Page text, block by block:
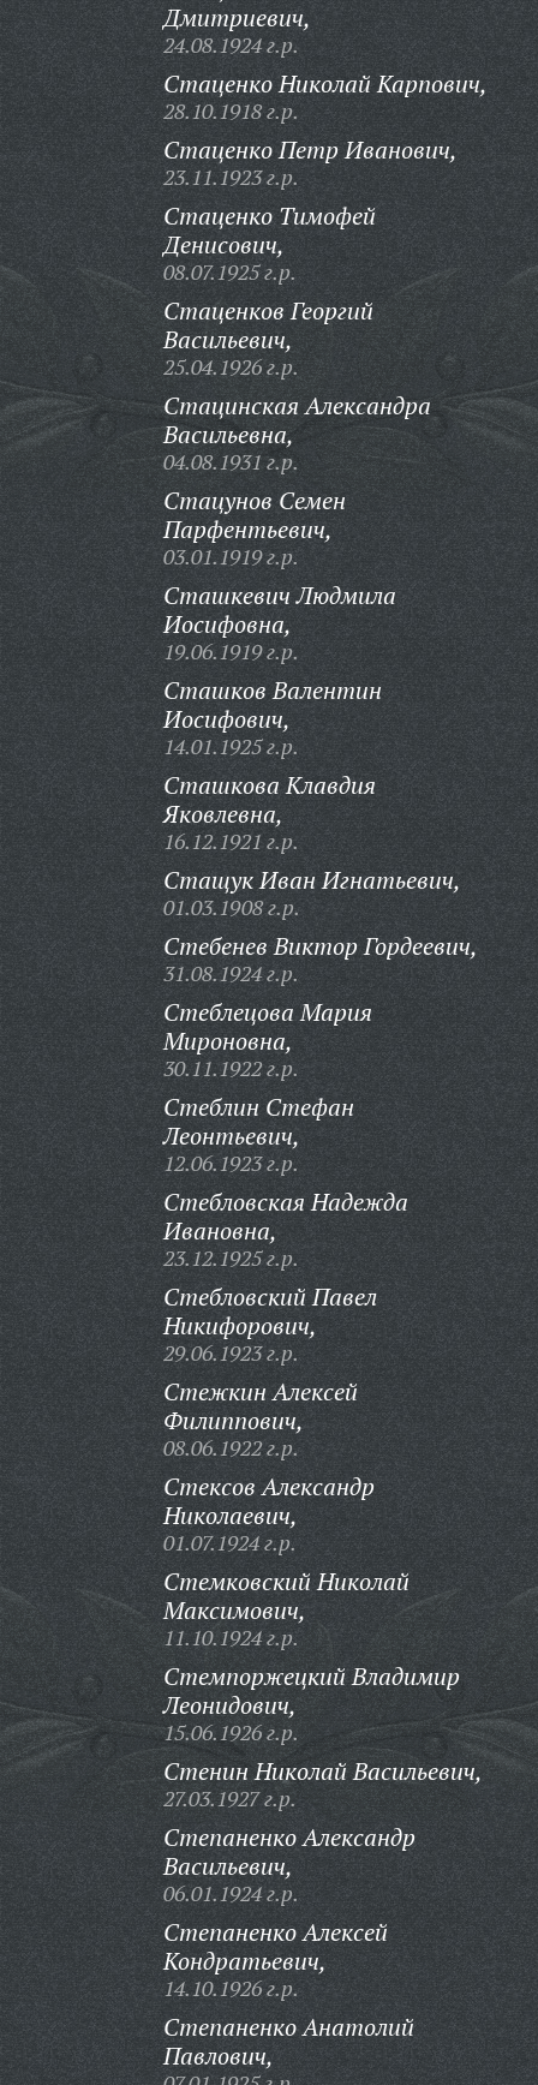
Дмитриевич,
24.08.1924 г.р.
Стаценко Николай Карпович,
28.10.1918 г.р.
Стаценко Петр Иванович,
23.11.1923 г.р.
Стаценко Тимофей
Денисович,
08.07.1925 г.р.
Стаценков Георгий
Васильевич,
25.04.1926 г.р.
Стацинская Александра
Васильевна,
04.08.1931 г.р.
Стацунов Семен
Парфентьевич,
03.01.1919 г.р.
Сташкевич Людмила
Иосифовна,
19.06.1919 г.р.
Сташков Валентин
Иосифович,
14.01.1925 г.р.
Сташкова Клавдия
Яковлевна,
16.12.1921 г.р.
Стащук Иван Игнатьевич,
01.03.1908 г.р.
Стебенев Виктор Гордеевич,
31.08.1924 г.р.
Стеблецова Мария
Мироновна,
30.11.1922 г.р.
Стеблин Стефан
Леонтьевич,
12.06.1923 г.р.
Стебловская Надежда
Ивановна,
23.12.1925 г.р.
Стебловский Павел
Никифорович,
29.06.1923 г.р.
Стежкин Алексей
Филиппович,
08.06.1922 г.р.
Стексов Александр
Николаевич,
01.07.1924 г.р.
Стемковский Николай
Максимович,
11.10.1924 г.р.
Стемпоржецкий Владимир
Леонидович,
15.06.1926 г.р.
Стенин Николай Васильевич,
27.03.1927 г.р.
Степаненко Александр
Васильевич,
06.01.1924 г.р.
Степаненко Алексей
Кондратьевич,
14.10.1926 г.р.
Степаненко Анатолий
Павлович,